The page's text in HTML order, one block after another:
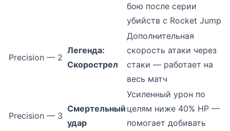
бою после серии
убийств с Rocket Jump
Precision — 2
Легенда:
Скорострел
Дополнительная
скорость атаки через
стаки — работает на
весь матч
Precision — 3
Смертельный
удар
Усиленный урон по
целям ниже 40% HP —
помогает добивать